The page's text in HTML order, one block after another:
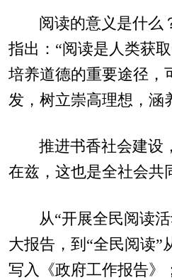
阅读的意义是什么
指出：“阅读是人类获
培养道德的重要途径，
发，树立崇高理想，涵
推进书香社会建设
在兹，这也是全社会共
从“开展全民阅读
大报告，到“全民阅读”
写入《政府工作报告》